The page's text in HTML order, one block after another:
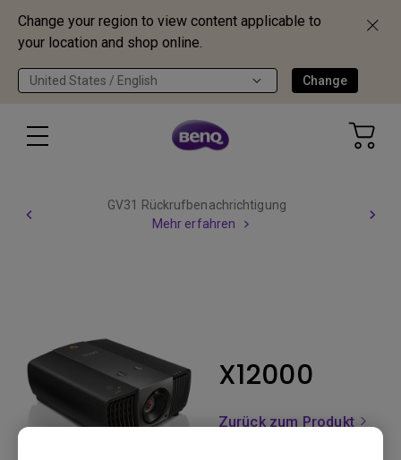
Change your region to view content applicable to
your location and shop online.
United States / English Change
GV31 Rückrufbenachrichtigung
Mehr erfahren
X12000
Zurück zum Produkt